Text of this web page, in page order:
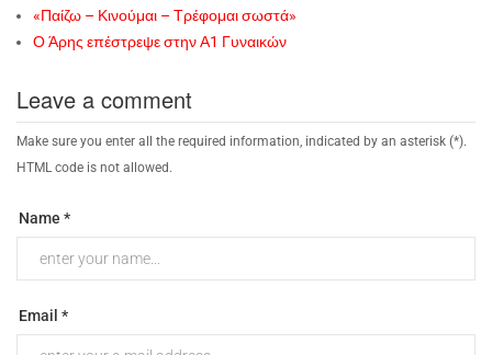
«Παίζω – Κινούμαι – Τρέφομαι σωστά»
Ο Άρης επέστρεψε στην Α1 Γυναικών
Leave a comment
Make sure you enter all the required information, indicated by an asterisk (*).
HTML code is not allowed.
Name *
Email *